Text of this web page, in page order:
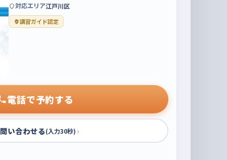
対応エリア江戸川区
講習ガイド認定
電話で予約する
問い合わせる(入力30秒) ›